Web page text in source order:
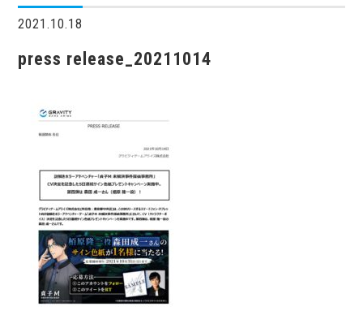
2021.10.18
press release_20211014